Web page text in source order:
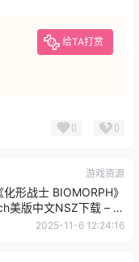
给TA打赏
0 0
游戏资源
化形战士 BIOMORPH》
美版中文NSZ下载 – 含
2.1.27672补丁
2025-11-6 12:24:16